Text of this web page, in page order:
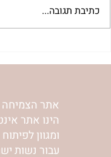
וינשטיין
כתיבת תגובה...
אתר הצמיחה
הינו אתר
ומגוון
עבור נשות